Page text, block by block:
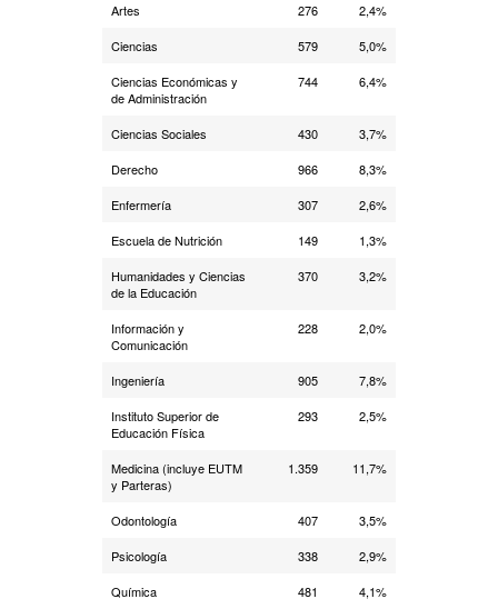
Artes 276
2,4%
Ciencias
579
5,0%
Ciencias Económicas y
de Administración
744 6,4%
Ciencias Sociales 430
3,7%
Derecho
966
8,3%
Enfermería
307
2,6%
Escuela de Nutrición
149
1,3%
Humanidades y Ciencias
de la Educación
370 3,2%
Información y
Comunicación
228 2,0%
Ingeniería 905
7,8%
Instituto Superior de
Educación Física
293 2,5%
Medicina (incluye EUTM
y Parteras)
1.359 11,7%
Odontología 407
3,5%
Psicología
338
2,9%
Química
481
4,1%